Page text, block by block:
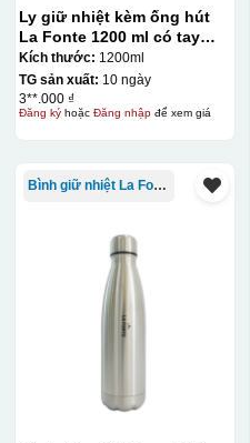
Ly giữ nhiệt kèm ống hút
La Fonte 1200 ml có tay
cầm – 012317
Kích thước: 1200ml
TG sản xuất: 10 ngày
3**.000 ₫
Đăng kýhoặc Đăng nhậpđể xem giá
Bình giữ nhiệt La Fonte